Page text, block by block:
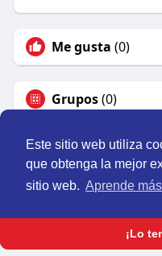
Este sitio web utiliza
que obtenga la mejor
sitio web. Aprende más
¡Lo
Me gusta (0)
Grupos(0)
©
Inicio
Nosotros